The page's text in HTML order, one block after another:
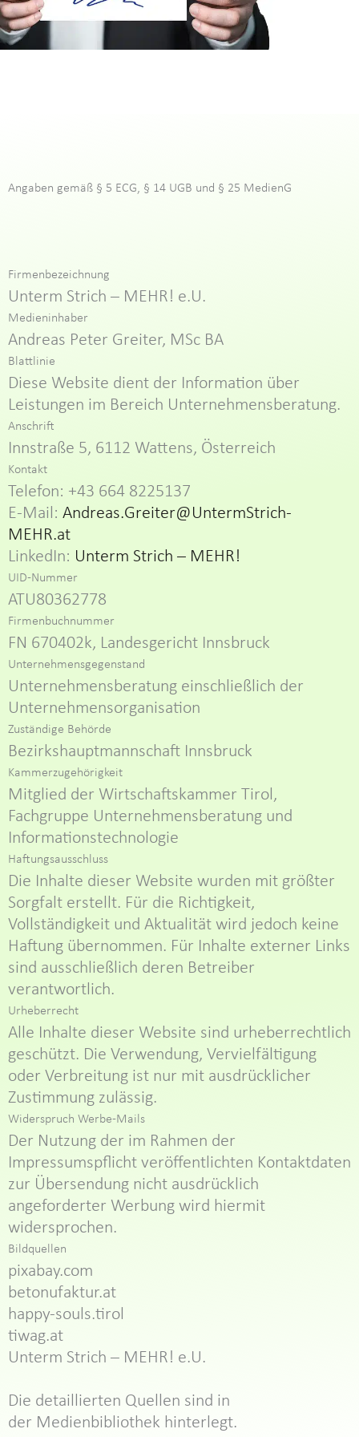
Angaben gemäß § 5 ECG, § 14 UGB und § 25 MedienG
Firmenbezeichnung
Unterm Strich – MEHR! e.U.
Medieninhaber
Andreas Peter Greiter, MSc BA
Blattlinie
Diese Website dient der Information über
Leistungen im Bereich Unternehmensberatung.
Anschrift
Innstraße 5, 6112 Wattens, Österreich
Kontakt
Telefon: +43 664 8225137
E-Mail: Andreas.Greiter@UntermStrich-
MEHR.at
LinkedIn: Unterm Strich – MEHR!
UID-Nummer
ATU80362778
Firmenbuchnummer
FN 670402k, Landesgericht Innsbruck
Unternehmensgegenstand
Unternehmensberatung einschließlich der
Unternehmensorganisation
Zuständige Behörde
Bezirkshauptmannschaft Innsbruck
Kammerzugehörigkeit
Mitglied der Wirtschaftskammer Tirol,
Fachgruppe Unternehmensberatung und
Informationstechnologie
Haftungsausschluss
Die Inhalte dieser Website wurden mit größter
Sorgfalt erstellt. Für die Richtigkeit,
Vollständigkeit und Aktualität wird jedoch keine
Haftung übernommen. Für Inhalte externer Links
sind ausschließlich deren Betreiber
verantwortlich.
Urheberrecht
Alle Inhalte dieser Website sind urheberrechtlich
geschützt. Die Verwendung, Vervielfältigung
oder Verbreitung ist nur mit ausdrücklicher
Zustimmung zulässig.
Widerspruch Werbe-Mails
Der Nutzung der im Rahmen der
Impressumspflicht veröffentlichten Kontaktdaten
zur Übersendung nicht ausdrücklich
angeforderter Werbung wird hiermit
widersprochen.
Bildquellen
pixabay.com
betonufaktur.at
happy-souls.tirol
tiwag.at
Unterm Strich – MEHR! e.U.
Die detaillierten Quellen sind in
der Medienbibliothek hinterlegt.